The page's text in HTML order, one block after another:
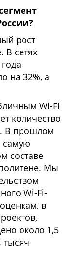
рост
В сетях
на 32%, а
Wi-Fi
количество
В прошлом
самую
составе
Мы
Wi-Fi-
в
около 1,5
тысяч